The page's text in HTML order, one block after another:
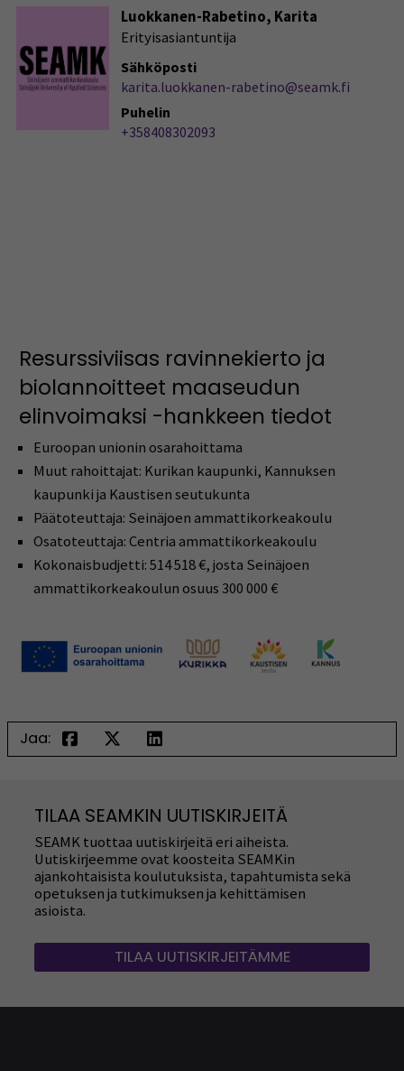
Luokkanen-Rabetino, Karita
Erityisasiantuntija
Sähköposti
karita.luokkanen-rabetino@seamk.fi
Puhelin
+358408302093
Resurssiviisas ravinnekierto ja
biolannoitteet maaseudun
elinvoimaksi -hankkeen tiedot
Euroopan unionin osarahoittama
Muut rahoittajat: Kurikan kaupunki, Kannuksen
kaupunki ja Kaustisen seutukunta
Päätoteuttaja: Seinäjoen ammattikorkeakoulu
Osatoteuttaja: Centria ammattikorkeakoulu
Kokonaisbudjetti: 514 518 €, josta Seinäjoen
ammattikorkeakoulun osuus 300 000 €
Jaa:
TILAA SEAMKIN UUTISKIRJEITÄ
SEAMK tuottaa uutiskirjeitä eri aiheista.
Uutiskirjeemme ovat koosteita SEAMKin
ajankohtaisista koulutuksista, tapahtumista sekä
opetuksen ja tutkimuksen ja kehittämisen
asioista.
TILAA UUTISKIRJEITÄMME